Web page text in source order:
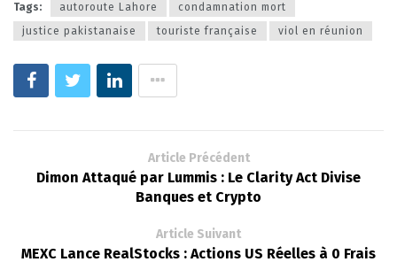
Tags: autoroute Lahore
condamnation mort
justice pakistanaise
touriste française viol en réunion
Article Précédent
Dimon Attaqué par Lummis : Le Clarity Act Divise
Banques et Crypto
Article Suivant
MEXC Lance RealStocks : Actions US Réelles à 0 Frais